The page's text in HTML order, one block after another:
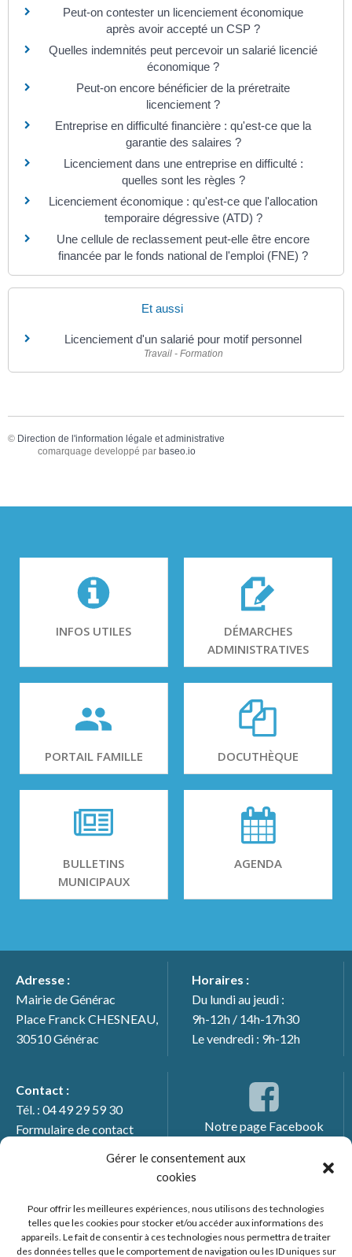
Gérer le consentement aux
cookies
Pour offrir les meilleures expériences, nous utilisons des technologies
telles que les cookies pour stocker et/ou accéder aux informations des
appareils. Le fait de consentir à ces technologies nous permettra de traiter
des données telles que le comportement de navigation ou les ID uniques sur
Peut-on contester un licenciement économique
après avoir accepté un CSP ?
Quelles indemnités peut percevoir un salarié licencié
économique ?
Peut-on encore bénéficier de la préretraite
licenciement ?
Entreprise en difficulté financière : qu'est-ce que la
garantie des salaires ?
Licenciement dans une entreprise en difficulté :
quelles sont les règles ?
Licenciement économique : qu'est-ce que l'allocation
temporaire dégressive (ATD) ?
Une cellule de reclassement peut-elle être encore
financée par le fonds national de l'emploi (FNE) ?
Et aussi
Licenciement d'un salarié pour motif personnel
Travail - Formation
© Direction de l'information légale et administrative
comarquage developpé par baseo.io
INFOS UTILES
DÉMARCHES
ADMINISTRATIVES
PORTAIL FAMILLE DOCUTHÈQUE
BULLETINS
MUNICIPAUX
AGENDA
Adresse :
Mairie de Générac
Place Franck CHESNEAU,
30510 Générac
Horaires :
Du lundi au jeudi :
9h-12h / 14h-17h30
Le vendredi : 9h-12h
Contact :
Tél. : 04 49 29 59 30
Formulaire de contact
Notre page Facebook